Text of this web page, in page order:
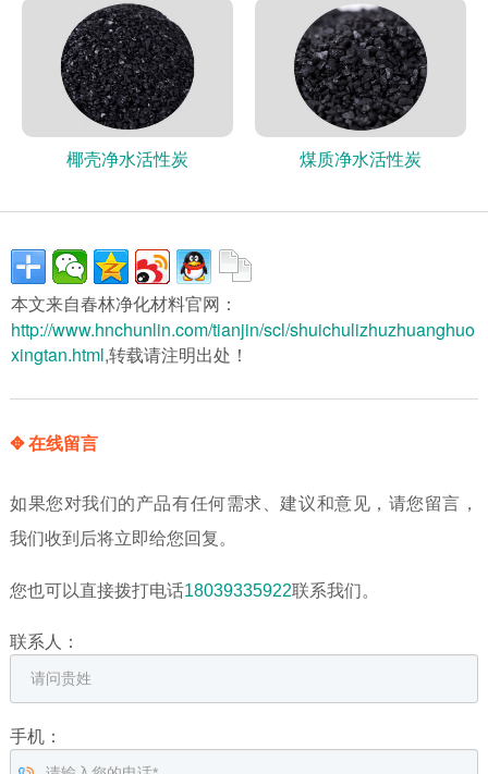
椰壳净水活性炭 煤质净水活性炭
本文来自春林净化材料官网：
http://www.hnchunlin.com/tianjin/scl/shuichulizhuzhuanghuo
xingtan.html,转载请注明出处！
✥ 在线留言
如果您对我们的产品有任何需求、建议和意见，请您留言，
我们收到后将立即给您回复。
您也可以直接拨打电话18039335922联系我们。
联系人：
手机：